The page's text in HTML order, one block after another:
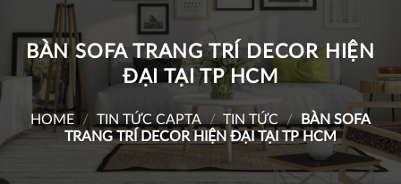
BÀN SOFA TRANG TRÍ DECOR HIỆN
ĐẠI TẠI TP HCM
HOME / TIN TỨC CAPTA / TIN TỨC / BÀN SOFA
TRANG TRÍ DECOR HIỆN ĐẠI TẠI TP HCM